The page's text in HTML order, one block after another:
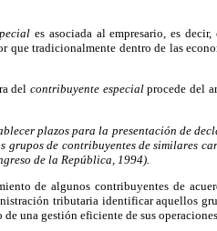
es asociada al empresario, es
que tradicionalmente dentro de las
del contribuyente especialprocede del
plazos para la presentación de
grupos de contribuyentes de similares
de la República, 1994).
de algunos contribuyentes de
tributaria identificar aquellos
una gestión eficiente de sus